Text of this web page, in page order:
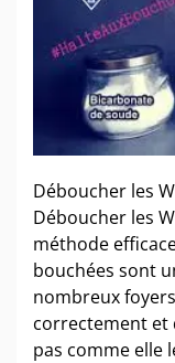
Déboucher les
Déboucher les
méthode
bouchées sont
nombreux
correctement et
pas comme elle